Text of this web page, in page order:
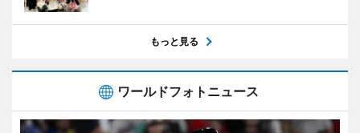
もっと見る
ワールドフォトニュース